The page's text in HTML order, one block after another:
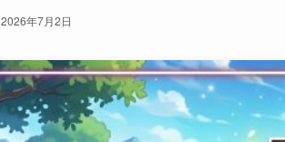
2026年7月2日